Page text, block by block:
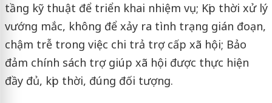
tầng kỹ thuật để triển khai nhiệm vụ; Kịp thời xử lý
vướng mắc, không để xảy ra tình trạng gián đoạn,
chậm trễ trong việc chi trả trợ cấp xã hội; Bảo
đảm chính sách trợ giúp xã hội được thực hiện
đầy đủ, kịp thời, đúng đối tượng.